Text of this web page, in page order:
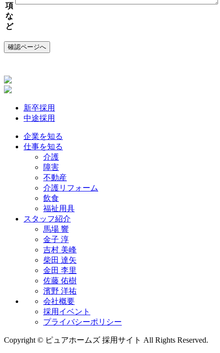
項
な
ど
新卒採用
中途採用
企業を知る
仕事を知る
介護
障害
不動産
介護リフォーム
飲食
福祉用具
スタッフ紹介
馬場 響
金子 淳
吉村 美峰
柴田 達矢
金田 李里
佐藤 佑樹
濱野 洋祐
会社概要
採用イベント
プライバシーポリシー
Copyright © ピュアホームズ 採用サイト All Rights Reserved.